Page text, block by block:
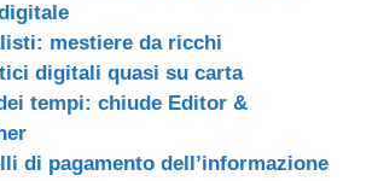
mestiere da ricchi
digitali quasi su carta
tempi: chiude Editor &
di pagamento dell’informazione